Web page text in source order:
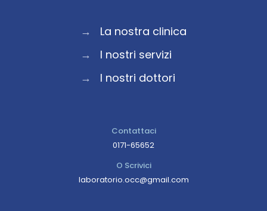
→
La nostra clinica
→
I nostri servizi
→
I nostri dottori
Contattaci
0171-65652
O Scrivici
laboratorio.occ@gmail.com